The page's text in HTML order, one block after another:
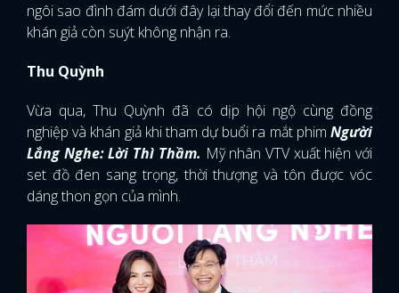
ngôi sao đình đám dưới đây lại thay đổi đến mức nhiều
khán giả còn suýt không nhận ra.
Thu Quỳnh
Vừa qua, Thu Quỳnh đã có dịp hội ngộ cùng đồng
nghiệp và khán giả khi tham dự buổi ra mắt phim Người
Lắng Nghe: Lời Thì Thầm. Mỹ nhân VTV xuất hiện với
set đồ đen sang trọng, thời thượng và tôn được vóc
dáng thon gọn của mình.